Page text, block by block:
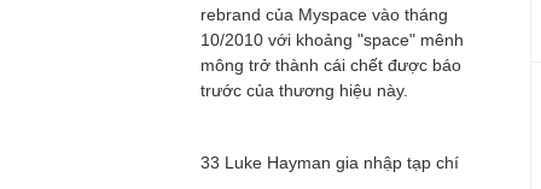
rebrand của Myspace vào tháng
10/2010 với khoảng "space" mênh
mông trở thành cái chết được báo
trước của thương hiệu này.
33 Luke Hayman gia nhập tạp chí